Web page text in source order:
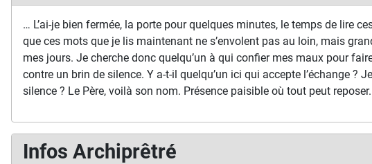
… L’ai-je bien fermée, la porte pour quelques minutes, le temps de lire
que ces mots que je lis maintenant ne s’envolent pas au loin, mais
mes jours. Je cherche donc quelqu’un à qui confier mes maux pour
contre un brin de silence. Y a-t-il quelqu’un ici qui accepte l’échange ?
silence ? Le Père, voilà son nom. Présence paisible où tout peut reposer.
Infos Archiprêtré